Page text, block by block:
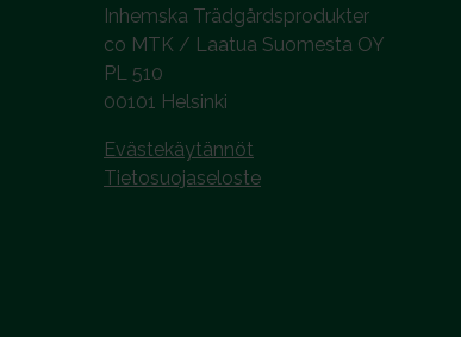
Inhemska Trädgårdsprodukter
co MTK / Laatua Suomesta OY
PL 510
00101 Helsinki
Evästekäytännöt
Tietosuojaseloste